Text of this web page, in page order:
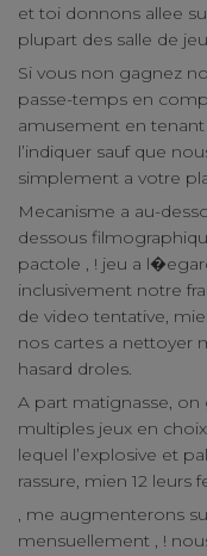
et toi donnons allee
plupart des salle de
Si vous non gagnez
passe-temps en
amusement en
l’indiquer sauf que
simplement a votre
Mecanisme a au-
dessous
pactole , ! jeu a
inclusivement notre
de video tentative,
nos cartes a nettoyer
hasard droles.
A part matignasse,
multiples jeux en
lequel l’explosive et
rassure, mien 12
, me augmenterons
mensuellement , !